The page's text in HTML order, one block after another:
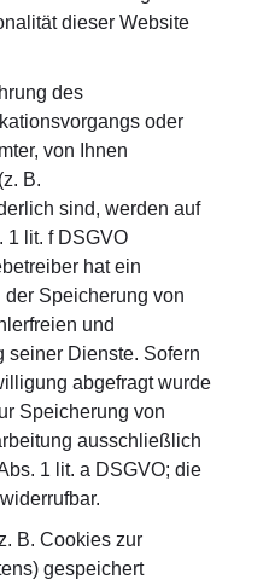
dieser Website
des
oder
von Ihnen
B.
sind, werden auf
1 lit. f DSGVO
hat ein
der Speicherung von
und
seiner Dienste. Sofern
abgefragt wurde
Speicherung von
ausschließlich
1 lit. a DSGVO; die
B. Cookies zur
gespeichert